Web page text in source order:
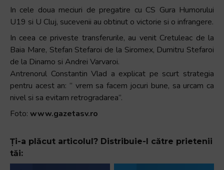
In cele doua meciuri de pregatire cu CS Gura Humorului
U19 si U Cluj, sucevenii au obtinut o victorie si o infrangere.
In ceea ce priveste transferurile, au venit Cretuleac de la
Baia Mare, Stefan Stefaroi de la Siromex, Dumitru Stefaroi
de la Dinamo si Andrei Varvaroi.
Antrenorul Constantin Vlad a explicat pe scurt strategia
pentru acest an: ” vrem sa facem jocuri bune, sa urcam ca
nivel si sa evitam retrogradarea”.
Foto: www.gazetasv.ro
Ți-a plăcut articolul? Distribuie-l către prietenii
tăi: